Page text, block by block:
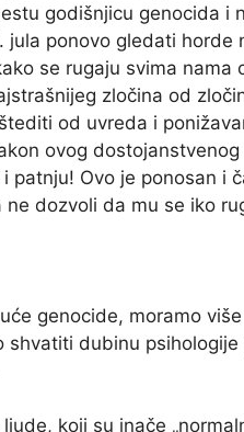
godišnjicu genocida i
jula ponovo gledati horde
se rugaju svima nama
zločina od
od uvreda i
ovog
patnju! Ovo je ponosan i
dozvoli da mu se iko
genocide, moramo
dubinu
koji su inače